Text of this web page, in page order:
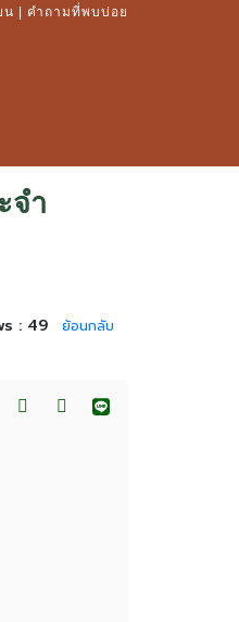
น คำถามที่พบบ่อย
จำ
: 49 ย้อนกลับ